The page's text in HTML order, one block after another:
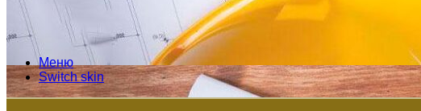
Меню
Switch skin